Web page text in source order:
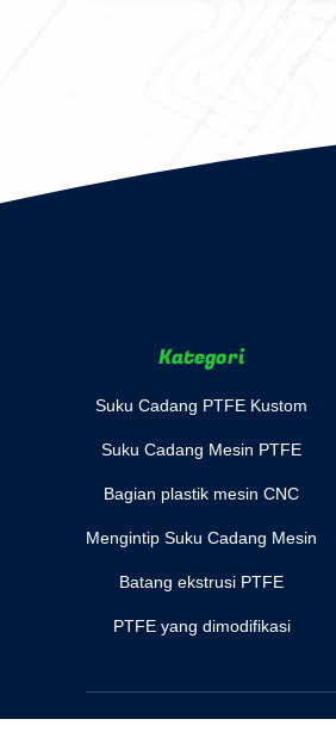
Kategori
Suku Cadang PTFE Kustom
Suku Cadang Mesin PTFE
Bagian plastik mesin CNC
Mengintip Suku Cadang Mesin
Batang ekstrusi PTFE
PTFE yang dimodifikasi